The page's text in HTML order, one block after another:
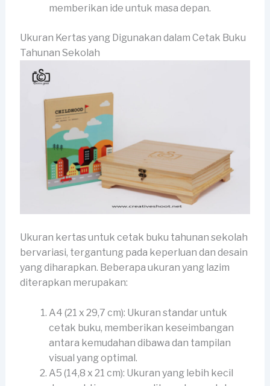
memberikan ide untuk masa depan.
Ukuran Kertas yang Digunakan dalam Cetak Buku
Tahunan Sekolah
Ukuran kertas untuk cetak buku tahunan sekolah
bervariasi, tergantung pada keperluan dan desain
yang diharapkan. Beberapa ukuran yang lazim
diterapkan merupakan:
A4 (21 x 29,7 cm): Ukuran standar untuk
cetak buku, memberikan keseimbangan
antara kemudahan dibawa dan tampilan
visual yang optimal.
A5 (14,8 x 21 cm): Ukuran yang lebih kecil